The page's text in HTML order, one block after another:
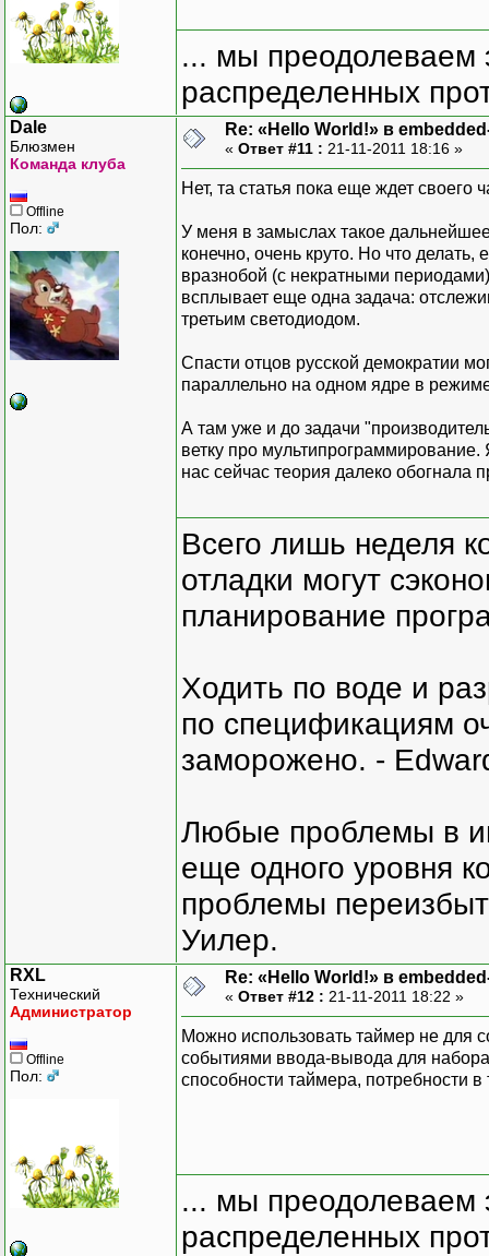
... мы преодолеваем
распределенных
Dale
Блюзмен
Команда клуба
Offline
Пол:
Re: «Hello World!» в
« Ответ #11 : 21-11-2011 18:16 »
Нет, та статья пока еще ждет своего
У меня в замыслах такое
конечно, очень круто. Но что
вразнобой (с некратными
всплывает еще одна задача:
третьим светодиодом.
Спасти отцов русской демократии
параллельно на одном ядре в
А там уже и до задачи
ветку про
нас сейчас теория далеко обогнала
Всего лишь неделя
отладки могут
планирование
Ходить по воде и
по спецификациям
заморожено. -
Любые проблемы в
еще одного уровня
проблемы
Уилер.
RXL
Технический
Администратор
Offline
Пол:
Re: «Hello World!» в
« Ответ #12 : 21-11-2011 18:22 »
Можно использовать таймер не для
событиями ввода-вывода для
способности таймера, потребности
... мы преодолеваем
распределенных